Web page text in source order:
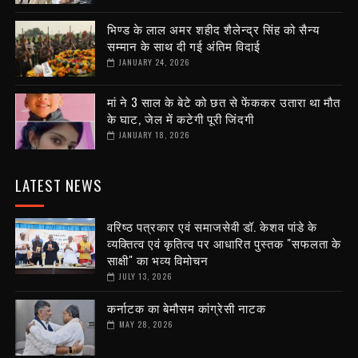
भिण्ड के लाल अमर शहीद शैलेन्द्र सिंह को सैन्य
सम्मान के साथ दी गई अंतिम विदाई
JANUARY 24, 2026
मां ने 3 साल के बेटे को छत से फेंककर उतारा था मौत
के घाट, जेल में कटेगी पूरी जिंदगी
JANUARY 18, 2026
LATEST NEWS
वरिष्ठ पत्रकार एवं समाजसेवी डॉ. केशव पांडे के
व्यक्तित्व एवं कृतित्व पर आधारित पुस्तक "सफलता के
साक्षी" का भव्य विमोचन
JULY 13, 2026
कर्नाटक का बेमौसम कांग्रेसी नाटक
MAY 28, 2026